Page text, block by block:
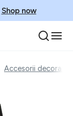
Shop now
Accesorii